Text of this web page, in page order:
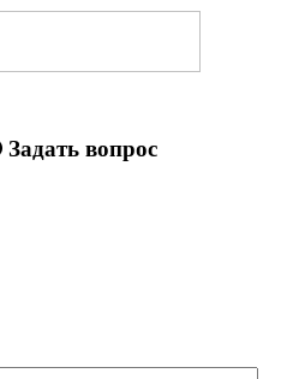
Задать вопрос